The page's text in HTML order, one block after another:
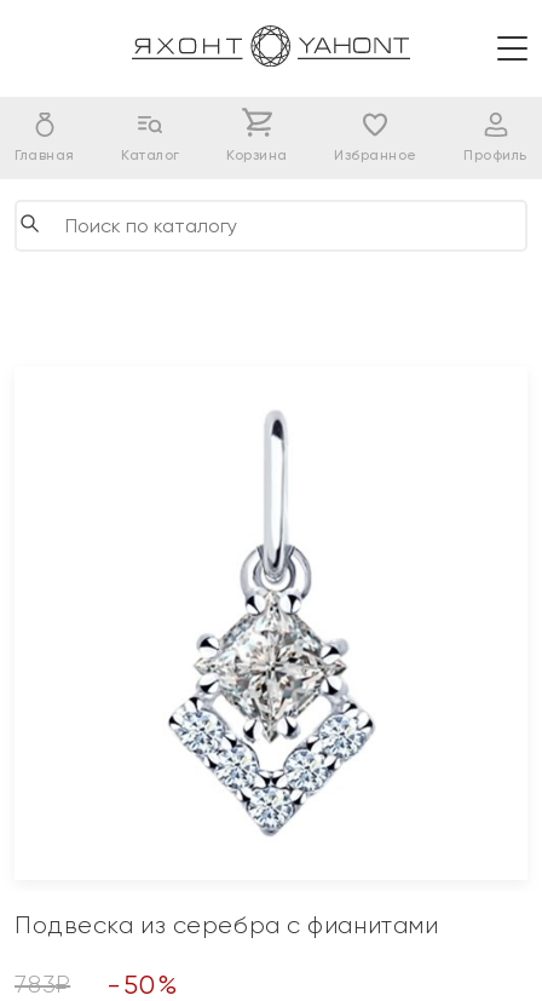
Главная Каталог Корзина Избранное Профиль
Подвеска из серебра с фианитами
783₽ - 50%